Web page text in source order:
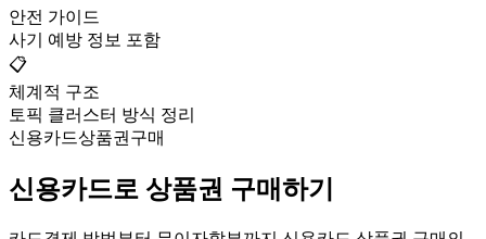
안전 가이드
사기 예방 정보 포함
📋
체계적 구조
토픽 클러스터 방식 정리
신용카드상품권구매
신용카드로 상품권 구매하기